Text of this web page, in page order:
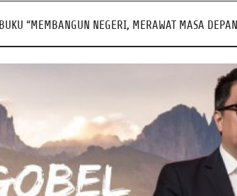
BUKU “MEMBANGUN NEGERI, MERAWAT MASA DEPAN